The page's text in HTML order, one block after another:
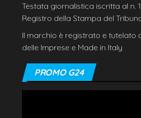
Testata giornalistica iscritta al n.
Registro della Stampa del
Il marchio è registrato e tutelato
delle Imprese e Made in Italy
PROMO G24